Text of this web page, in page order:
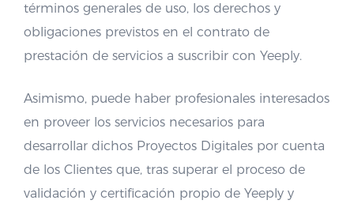
términos generales de uso, los derechos y
obligaciones previstos en el contrato de
prestación de servicios a suscribir con Yeeply.
Asimismo, puede haber profesionales interesados
en proveer los servicios necesarios para
desarrollar dichos Proyectos Digitales por cuenta
de los Clientes que, tras superar el proceso de
validación y certificación propio de Yeeply y